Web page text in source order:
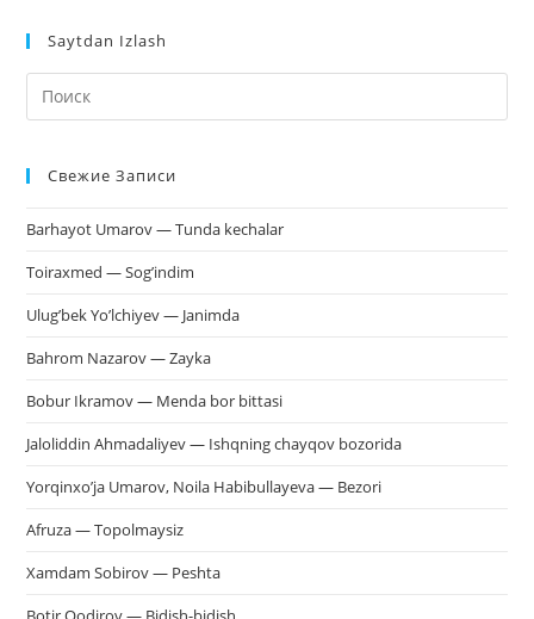
Saytdan Izlash
Свежие Записи
Barhayot Umarov — Tunda kechalar
Toiraxmed — Sog’indim
Ulug’bek Yo’lchiyev — Janimda
Bahrom Nazarov — Zayka
Bobur Ikramov — Menda bor bittasi
Jaloliddin Ahmadaliyev — Ishqning chayqov bozorida
Yorqinxo’ja Umarov, Noila Habibullayeva — Bezori
Afruza — Topolmaysiz
Xamdam Sobirov — Peshta